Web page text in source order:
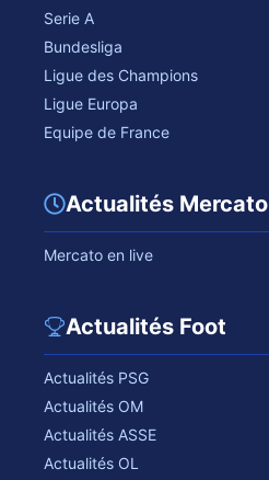
Serie A
Bundesliga
Ligue des Champions
Ligue Europa
Equipe de France
Actualités Mercato
Mercato en live
Actualités Foot
Actualités PSG
Actualités OM
Actualités ASSE
Actualités OL